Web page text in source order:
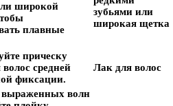
широкой
плавные
зубьями или
широкая щетка
прическу
средней
фиксации.
Лак для волос
выраженных волн